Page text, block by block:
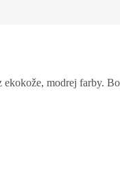
modrej farby.